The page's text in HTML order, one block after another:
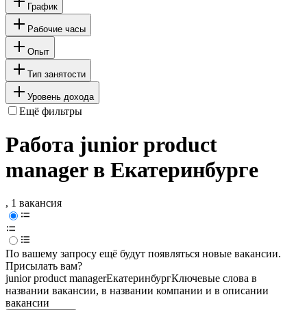
График
Рабочие часы
Опыт
Тип занятости
Уровень дохода
Ещё фильтры
Работа junior product
manager в Екатеринбурге
, 1 вакансия
По вашему запросу ещё будут появляться новые вакансии.
Присылать вам?
junior product managerЕкатеринбургКлючевые слова в
названии вакансии, в названии компании и в описании
вакансии